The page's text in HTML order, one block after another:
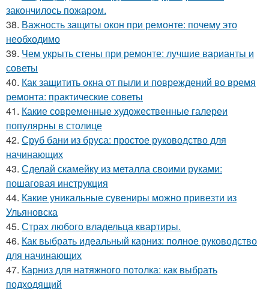
закончилось пожаром.
38. Важность защиты окон при ремонте: почему это
необходимо
39. Чем укрыть стены при ремонте: лучшие варианты и
советы
40. Как защитить окна от пыли и повреждений во время
ремонта: практические советы
41. Какие современные художественные галереи
популярны в столице
42. Сруб бани из бруса: простое руководство для
начинающих
43. Сделай скамейку из металла своими руками:
пошаговая инструкция
44. Какие уникальные сувениры можно привезти из
Ульяновска
45. Страх любого владельца квартиры.
46. Как выбрать идеальный карниз: полное руководство
для начинающих
47. Карниз для натяжного потолка: как выбрать
подходящий